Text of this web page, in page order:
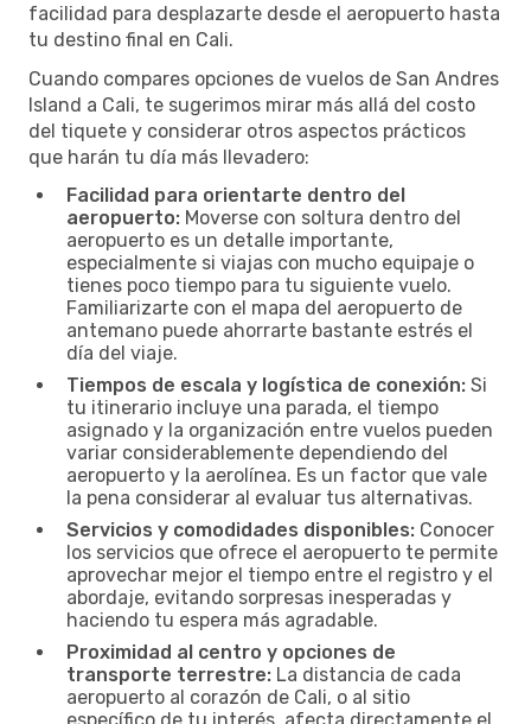
facilidad para desplazarte desde el aeropuerto hasta
tu destino final en Cali.
Cuando compares opciones de vuelos de San Andres
Island a Cali, te sugerimos mirar más allá del costo
del tiquete y considerar otros aspectos prácticos
que harán tu día más llevadero:
Facilidad para orientarte dentro del
aeropuerto: Moverse con soltura dentro del
aeropuerto es un detalle importante,
especialmente si viajas con mucho equipaje o
tienes poco tiempo para tu siguiente vuelo.
Familiarizarte con el mapa del aeropuerto de
antemano puede ahorrarte bastante estrés el
día del viaje.
Tiempos de escala y logística de conexión: Si
tu itinerario incluye una parada, el tiempo
asignado y la organización entre vuelos pueden
variar considerablemente dependiendo del
aeropuerto y la aerolínea. Es un factor que vale
la pena considerar al evaluar tus alternativas.
Servicios y comodidades disponibles: Conocer
los servicios que ofrece el aeropuerto te permite
aprovechar mejor el tiempo entre el registro y el
abordaje, evitando sorpresas inesperadas y
haciendo tu espera más agradable.
Proximidad al centro y opciones de
transporte terrestre: La distancia de cada
aeropuerto al corazón de Cali, o al sitio